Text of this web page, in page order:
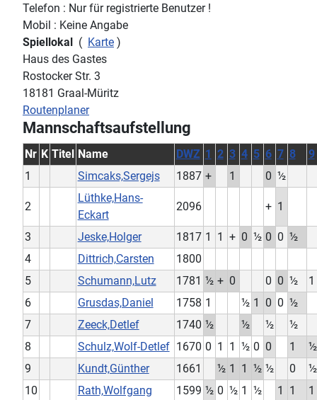
Telefon : Nur für registrierte Benutzer !
Mobil : Keine Angabe
Spiellokal ( Karte )
Haus des Gastes
Rostocker Str. 3
18181 Graal-Müritz
Routenplaner
Mannschaftsaufstellung
Nr K Titel Name DWZ 1 2 3 4 5 6 7 8
9
1
Simcaks,Sergejs 1887 + 1 0 ½
2
Lüthke,Hans-
Eckart
2096 + 1
3 Jeske,Holger 1817 1 1 + 0 ½ 0 0 ½
4
Dittrich,Carsten
1800
5
Schumann,Lutz 1781 ½ + 0 0 0 ½
1
6
Grusdas,Daniel 1758 1 ½ 1 0 0 ½
7
Zeeck,Detlef 1740 ½ ½ ½
½
8
Schulz,Wolf-Detlef 1670 0 1 1 ½ 0 0 1
½
9
Kundt,Günther 1661 ½ 1 1 ½ ½ 0
½
10
Rath,Wolfgang 1599 ½ 0 ½ 1 ½ 1 1
1